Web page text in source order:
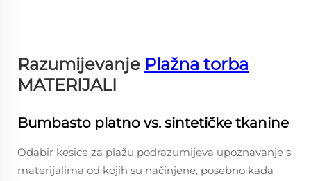
Razumijevanje Plažna torba
MATERIJALI
Bumbasto platno vs. sintetičke tkanine
Odabir kesice za plažu podrazumijeva upoznavanje s
materijalima od kojih su načinjene, posebno kada